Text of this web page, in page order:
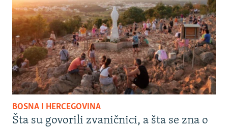
BOSNA I HERCEGOVINA
Šta su govorili zvaničnici, a šta se zna o